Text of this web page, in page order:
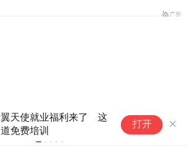
向优”读懂中国经济韧
打开